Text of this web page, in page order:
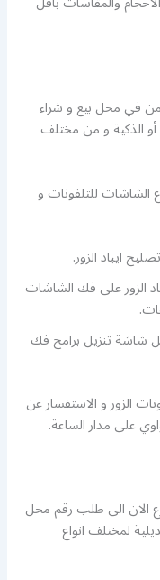
في محل بيع و شراء
أو الذكية و من مختلف
الشاشات للتلفونات و
ايباد الزور.
الزور على فك الشاشات
شاشة تنزيل برامج فك
الزور و الاستفسار عن
على مدار الساعة.
الان الى طلب رقم محل
لمختلف انواع